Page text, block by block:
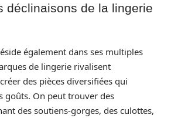
déclinaisons de la lingerie
également dans ses multiples
de lingerie rivalisent
des pièces diversifiées qui
goûts. On peut trouver des
des soutiens-gorges, des culottes,